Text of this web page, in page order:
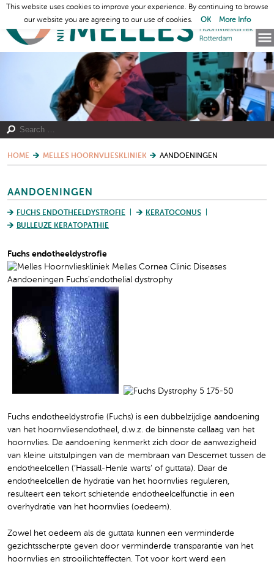
HOME MELLES HOORNVLIESKLINIEK AANDOENINGEN
AANDOENINGEN
FUCHS ENDOTHEELDYSTROFIE
KERATOCONUS
BULLEUZE KERATOPATHIE
Fuchs endotheeldystrofie
Fuchs endotheeldystrofie (Fuchs) is een dubbelzijdige aandoening
van het hoornvliesendotheel, d.w.z. de binnenste cellaag van het
hoornvlies. De aandoening kenmerkt zich door de aanwezigheid
van kleine uitstulpingen van de membraan van Descemet tussen de
endotheelcellen (‘Hassall-Henle warts’ of guttata). Daar de
endotheelcellen de hydratie van het hoornvlies reguleren,
resulteert een tekort schietende endotheelcelfunctie in een
overhydratie van het hoornvlies (oedeem).
Zowel het oedeem als de guttata kunnen een verminderde
gezichtsscherpte geven door verminderde transparantie van het
hoornvlies en strooilichteffecten. Tot voor kort werd een
This website uses cookies to improve your experience. By continuing to browse
our website you are agreeing to our use of cookies.
OK More Info